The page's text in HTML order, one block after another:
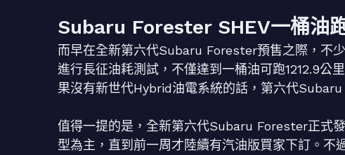
Subaru Forester SHEV一桶油
而早在全新第六代Subaru Forester預售之際，不
進行長征油耗測試，不僅達到一桶油可跑1212.9公
果沒有新世代Hybrid油電系統的話，第六代
值得一提的是，全新第六代Subaru Forester正式
型為主，直到前一周才陸續有汽油版買家下訂。